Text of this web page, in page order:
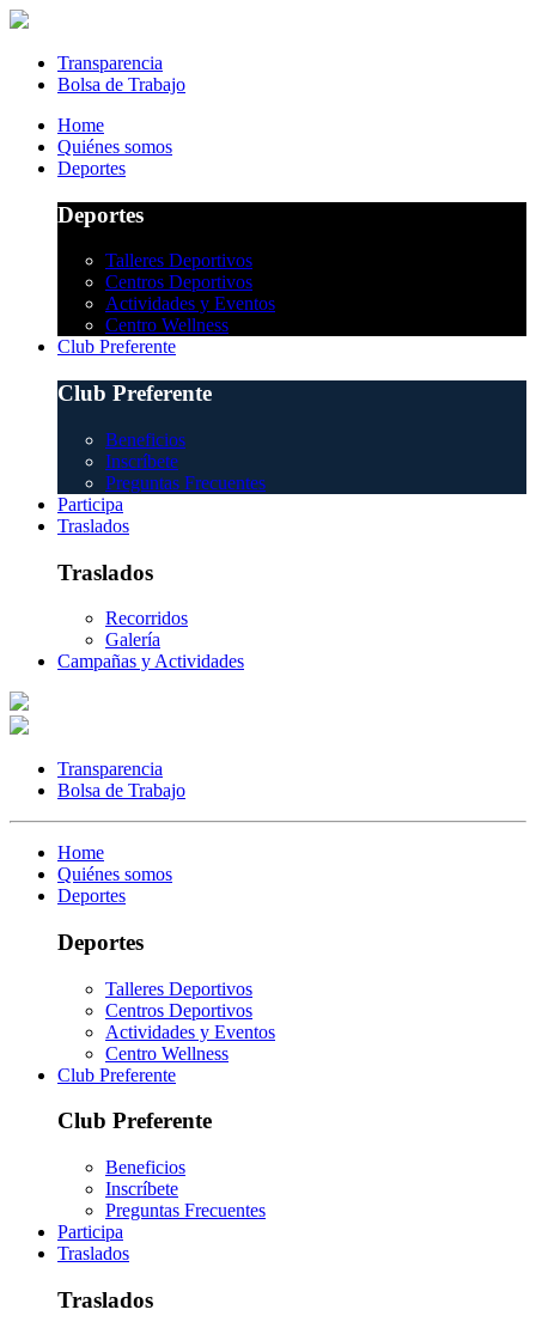
Transparencia
Bolsa de Trabajo
Home
Quiénes somos
Deportes
Deportes
Talleres Deportivos
Centros Deportivos
Actividades y Eventos
Centro Wellness
Club Preferente
Club Preferente
Beneficios
Inscríbete
Preguntas Frecuentes
Participa
Traslados
Traslados
Recorridos
Galería
Campañas y Actividades
Transparencia
Bolsa de Trabajo
Home
Quiénes somos
Deportes
Deportes
Talleres Deportivos
Centros Deportivos
Actividades y Eventos
Centro Wellness
Club Preferente
Club Preferente
Beneficios
Inscríbete
Preguntas Frecuentes
Participa
Traslados
Traslados